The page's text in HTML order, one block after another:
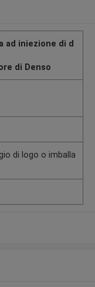
ad iniezione di d
di Denso
di logo o imballa